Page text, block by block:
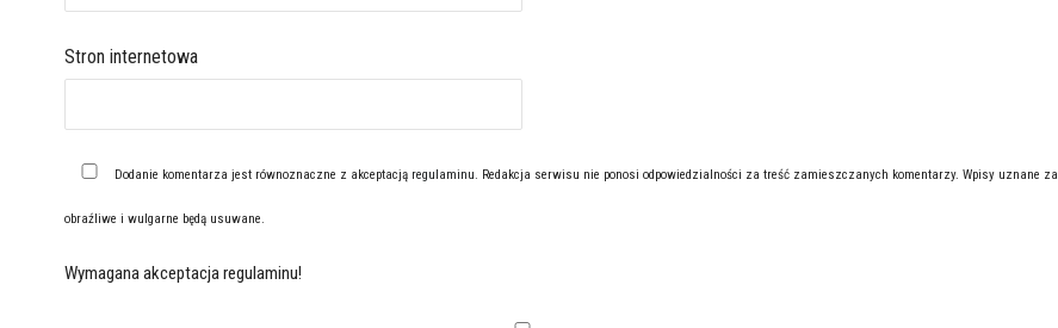
Stron internetowa
Dodanie komentarza jest równoznaczne z akceptacją regulaminu. Redakcja serwisu nie ponosi odpowiedzialności za treść zamieszczanych komentarzy. Wpisy uznane za
obraźliwe i wulgarne będą usuwane.
Wymagana akceptacja regulaminu!